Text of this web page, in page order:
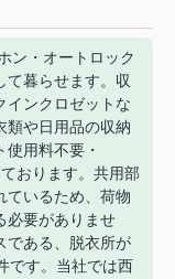
ン・オートロック
て暮らせます。収
インクロゼットな
類や日用品の収納
用料不要・
おります。共用部
ているため、荷物
必要がありませ
である、脱衣所が
です。当社では西